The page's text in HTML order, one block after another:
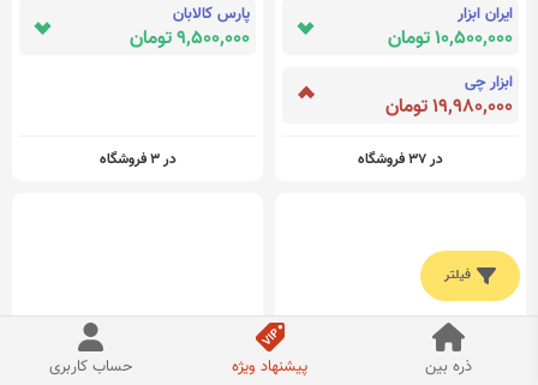
ایران ابزار
10,500,000 تومان
ابزار چی
19,980,000 تومان
در 37 فروشگاه
پارس کالابان
9,500,000 تومان
در 3 فروشگاه
فیلتر
ذره بین پیشنهاد ویژه حساب کاربری